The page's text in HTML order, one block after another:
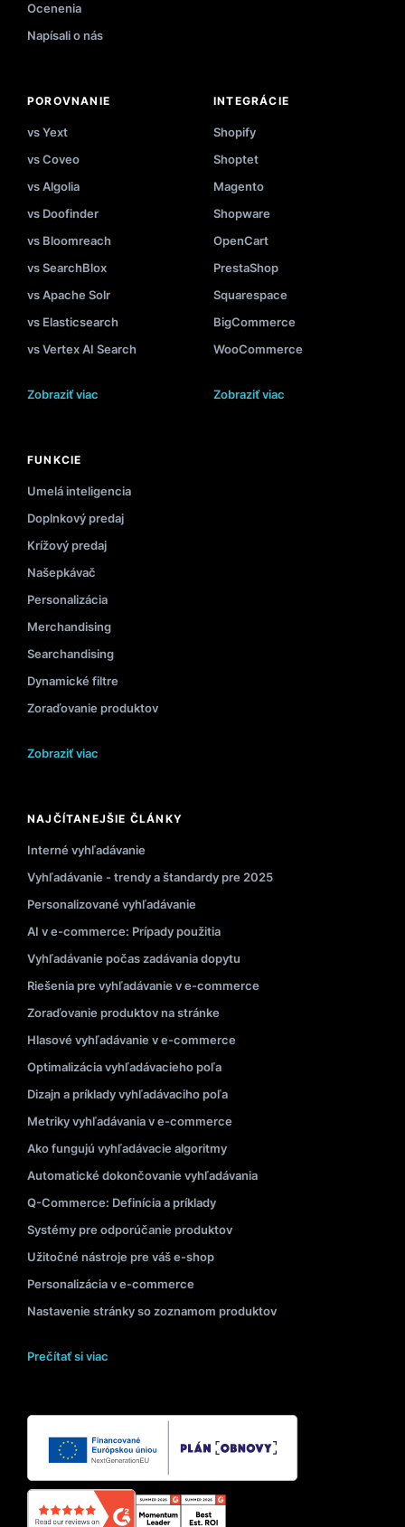
Ocenenia
Napísali o nás
POROVNANIE
vs Yext
vs Coveo
vs Algolia
vs Doofinder
vs Bloomreach
vs SearchBlox
vs Apache Solr
vs Elasticsearch
vs Vertex AI Search
Zobraziť viac
INTEGRÁCIE
Shopify
Shoptet
Magento
Shopware
OpenCart
PrestaShop
Squarespace
BigCommerce
WooCommerce
Zobraziť viac
FUNKCIE
Umelá inteligencia
Doplnkový predaj
Krížový predaj
Našepkávač
Personalizácia
Merchandising
Searchandising
Dynamické filtre
Zoraďovanie produktov
Zobraziť viac
NAJČÍTANEJŠIE ČLÁNKY
Interné vyhľadávanie
Vyhľadávanie - trendy a štandardy pre 2025
Personalizované vyhľadávanie
AI v e-commerce: Prípady použitia
Vyhľadávanie počas zadávania dopytu
Riešenia pre vyhľadávanie v e-commerce
Zoraďovanie produktov na stránke
Hlasové vyhľadávanie v e-commerce
Optimalizácia vyhľadávacieho poľa
Dizajn a príklady vyhľadávaciho poľa
Metriky vyhľadávania v e-commerce
Ako fungujú vyhľadávacie algoritmy
Automatické dokončovanie vyhľadávania
Q-Commerce: Definícia a príklady
Systémy pre odporúčanie produktov
Užitočné nástroje pre váš e-shop
Personalizácia v e-commerce
Nastavenie stránky so zoznamom produktov
Prečítať si viac